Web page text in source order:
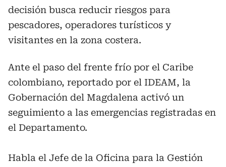
decisión busca reducir riesgos para
pescadores, operadores turísticos y
visitantes en la zona costera.
Ante el paso del frente frío por el Caribe
colombiano, reportado por el IDEAM, la
Gobernación del Magdalena activó un
seguimiento a las emergencias registradas en
el Departamento.
Habla el Jefe de la Oficina para la Gestión